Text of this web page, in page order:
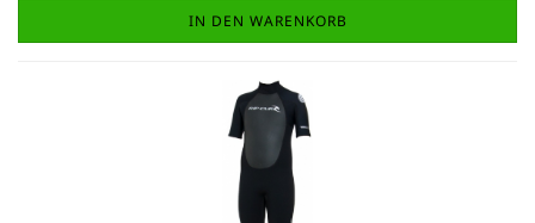
IN DEN WARENKORB